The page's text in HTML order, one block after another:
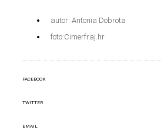
autor: Antonia Dobrota
foto:Cimerfraj.hr
FACEBOOK
TWITTER
EMAIL